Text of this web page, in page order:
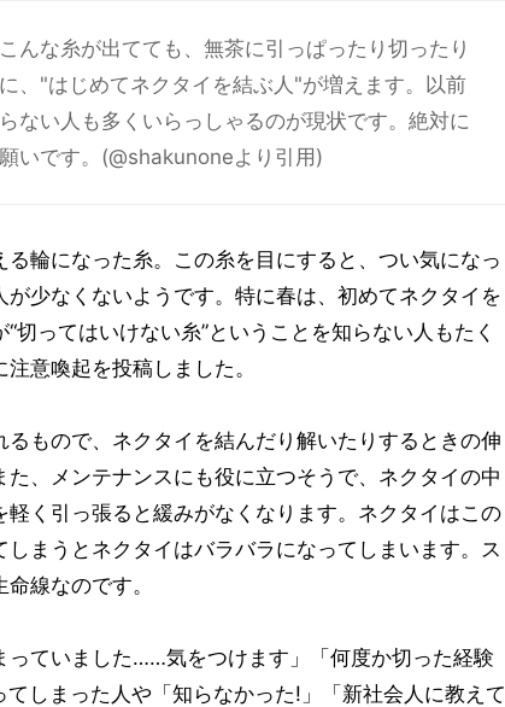
んな糸が出てても、無茶に引っぱったり切ったり
、"はじめてネクタイを結ぶ人"が増えます。以前
ない人も多くいらっしゃるのが現状です。絶対に
いです。(@shakunoneより引用)
輪になった糸。この糸を目にすると、つい気になっ
少なくないようです。特に春は、初めてネクタイを
切ってはいけない糸”ということを知らない人もたく
意喚起を投稿しました。
もので、ネクタイを結んだり解いたりするときの伸
、メンテナンスにも役に立つそうで、ネクタイの中
く引っ張ると緩みがなくなります。ネクタイはこの
まうとネクタイはバラバラになってしまいます。ス
線なのです。
っていました……気をつけます」「何度か切った経験
しまった人や「知らなかった!」「新社会人に教えて